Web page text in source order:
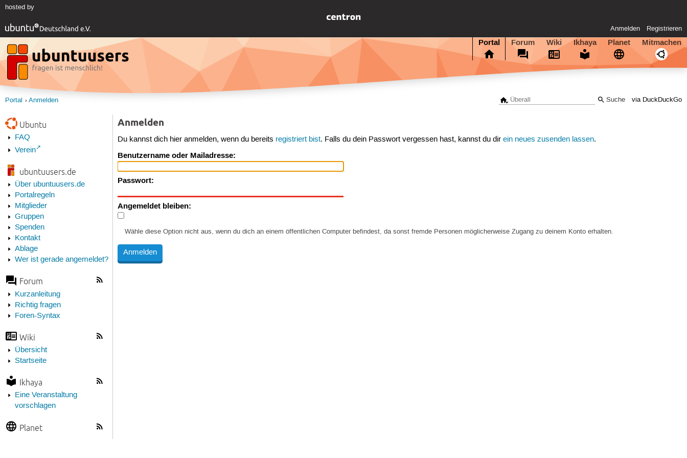
hosted by
Anmelden Registrieren
Portal Forum Wiki Ikhaya Planet Mitmachen
via DuckDuckGo
Portal Anmelden
Ubuntu
FAQ
Verein
ubuntuusers.de
Über ubuntuusers.de
Portalregeln
Mitglieder
Gruppen
Spenden
Kontakt
Ablage
Wer ist gerade angemeldet?
Forum
Kurzanleitung
Richtig fragen
Foren-Syntax
Wiki
Übersicht
Startseite
Ikhaya
Eine Veranstaltung
vorschlagen
Planet
Anmelden
Du kannst dich hier anmelden, wenn du bereits registriert bist. Falls du dein Passwort vergessen hast, kannst du direin neues zusenden lassen.
Benutzername oder Mailadresse:
Passwort:
Angemeldet bleiben:
Wähle diese Option nicht aus, wenn du dich an einem öffentlichen Computer befindest, da sonst fremde Personen möglicherweise Zugang zu deinem Konto erhalten.